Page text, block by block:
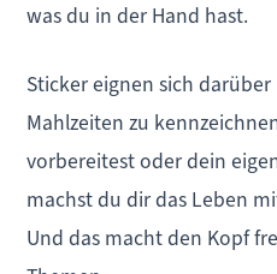
was du in der Hand hast.
Sticker eignen sich
Mahlzeiten zu
vorbereitest oder dein
machst du dir das Leben
Und das macht den Kopf